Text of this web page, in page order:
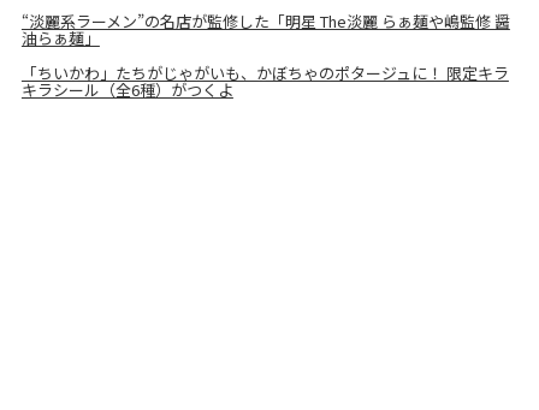
“淡麗系ラーメン”の名店が監修した「明星 The淡麗 らぁ麺や嶋監修 醤
油らぁ麺」
「ちいかわ」たちがじゃがいも、かぼちゃのポタージュに！ 限定キラ
キラシール（全6種）がつくよ